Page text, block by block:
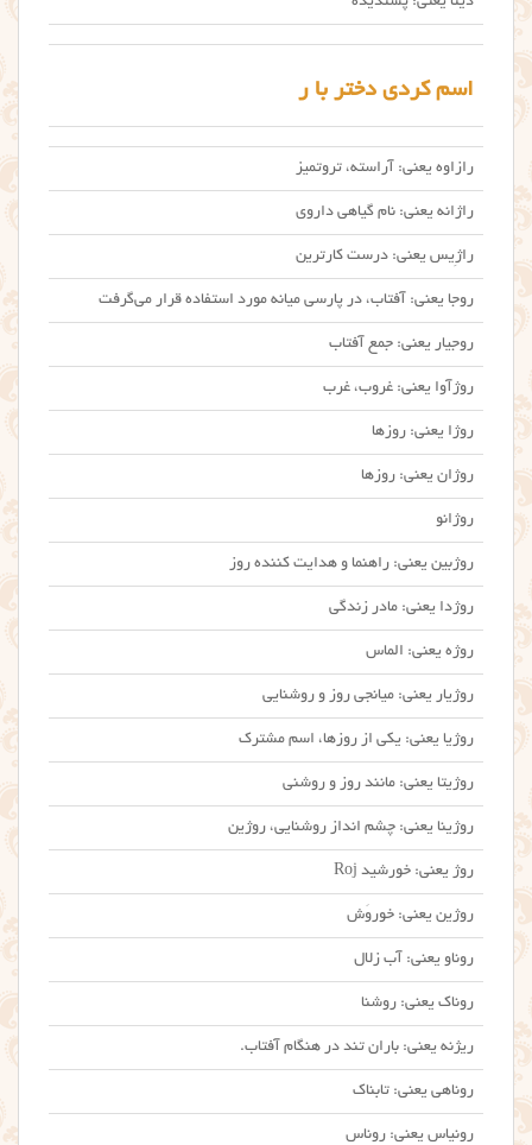
اسم کردی دختر با ر
رازاوه یعنی: آراسته، تروتمیز
راژانه یعنی: نام گیاهی داروی
راژِیس یعنی: درست کارترین
روجا یعنی: آفتاب، در پارسی میانه مورد استفاده قرار می‌گرفت
روجیار یعنی: جمع آفتاب
روژآوا یعنی: غروب، غرب
روژا یعنی: روزها
روژان یعنی: روزها
روژانو
روژبین یعنی: راهنما و هدایت کننده روز
روژدا یعنی: مادر زندگی
روژه یعنی: الماس
روژیار یعنی: میانجی روز و روشنایی
روژیا یعنی: یکی از روزها، اسم مشترک
روژیتا یعنی: مانند روز و روشنی
روژینا یعنی: چشم انداز روشنایی، روژین
روژ یعنی: خورشید Roj
روژین یعنی: خوروَش
روناو یعنی: آب زلال
روناک یعنی: روشنا
ریژنه یعنی: باران تند در هنگام آفتاب.
روناهی یعنی: تابناک
رونیاس یعنی: روناس